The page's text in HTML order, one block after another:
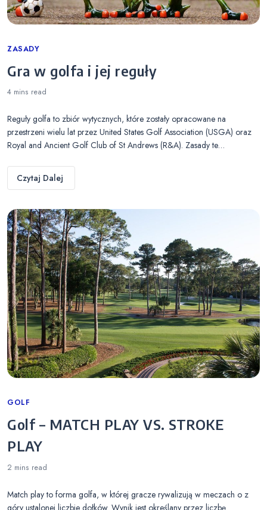
Categories
ZASADY
Gra w golfa i jej reguły
4 mins read
Reguły golfa to zbiór wytycznych, które zostały opracowane na
przestrzeni wielu lat przez United States Golf Association (USGA) oraz
Royal and Ancient Golf Club of St Andrews (R&A). Zasady te…
Czytaj Dalej
Categories
GOLF
Golf – MATCH PLAY VS. STROKE
PLAY
2 mins read
Match play to forma golfa, w której gracze rywalizują w meczach o z
góry ustalonej liczbie dołków. Wynik jest określany przez liczbę